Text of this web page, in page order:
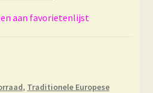
aan favorietenlijst
, Traditionele Europese